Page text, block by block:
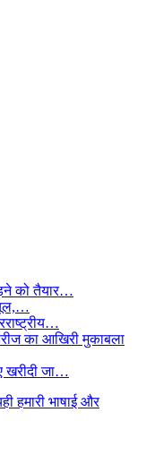
को तैयार…
का आखिरी मुकाबला
खरीदी जा…
हमारी भाषाई और